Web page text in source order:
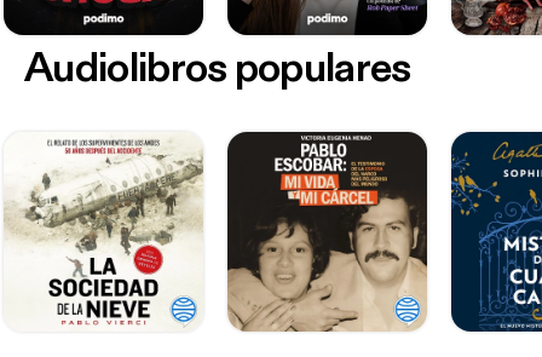
Audiolibros populares